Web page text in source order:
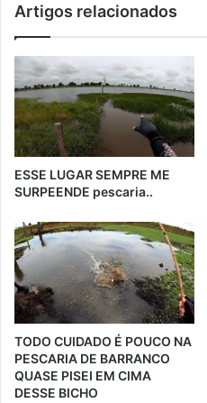
Artigos relacionados
ESSE LUGAR SEMPRE ME
SURPEENDE pescaria..
TODO CUIDADO É POUCO NA
PESCARIA DE BARRANCO
QUASE PISEI EM CIMA
DESSE BICHO